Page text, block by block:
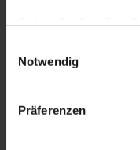
Daten von Ihnen
IP-Adressen)
Speicherung aller
Notwendig
Präferenzen
Sattlberger, Erabi, Ito,
Aufstellung SC
Günter - Manzambi,